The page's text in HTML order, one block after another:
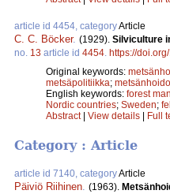
article id 4454, categoryArticle
C. C. Böcker. (1929). Silviculture
no. 13 article id 4454 https://
Original keywords:
metsäpolitiikka;
English keywords: forest
Nordic countries; Sweden;
Abstract| View details | Full
Category : Article
article id 7140, categoryArticle
Päiviö Riihinen. (1963).